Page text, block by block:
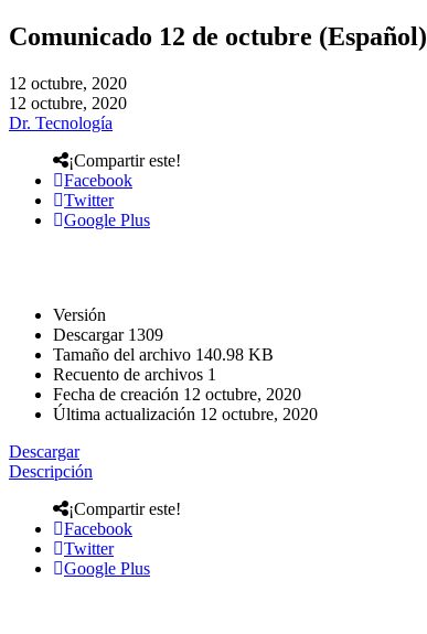
Comunicado 12 de octubre (Español)
12 octubre, 2020
12 octubre, 2020
Dr. Tecnología
¡Compartir este!
Facebook
Twitter
Google Plus
Versión
Descargar 1309
Tamaño del archivo 140.98 KB
Recuento de archivos 1
Fecha de creación 12 octubre, 2020
Última actualización 12 octubre, 2020
Descargar
Descripción
¡Compartir este!
Facebook
Twitter
Google Plus